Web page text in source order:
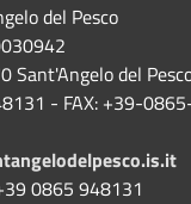
del Pesco
Sant'Angelo del
- FAX: +39-
0865 948131